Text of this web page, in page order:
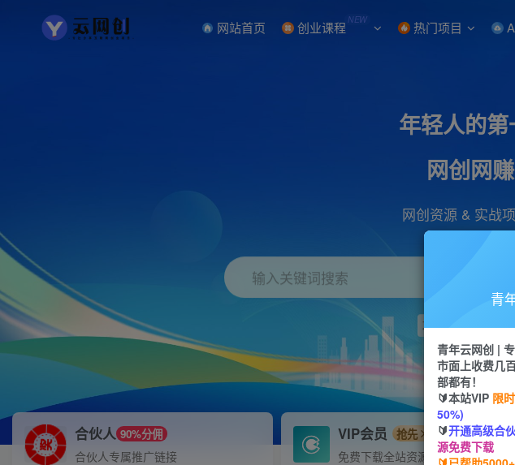
网站首页 创业课程 NEW 热门项目
年轻人的
网创网
网创资源 & 实战
输入关键词搜索
项目 引流 抖
合伙人 90%分佣
合伙人专属推广链接
VIP会员 抢先
免费下载全站资源
青
青年云网创 |
市面上收费几
部都有！
🔰本站VIP 限
50%)
🔰开通高级合
源免费下载